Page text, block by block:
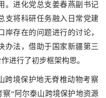
。进化党总支姜春燕副书记
支将科研任务融入日常党建
存在的问题进行的讨论，
办法，借助于国家新疆第三
进行了初步框架构思。
跨境保护地无脊椎动物考察
“阿尔泰山跨境保护地资源